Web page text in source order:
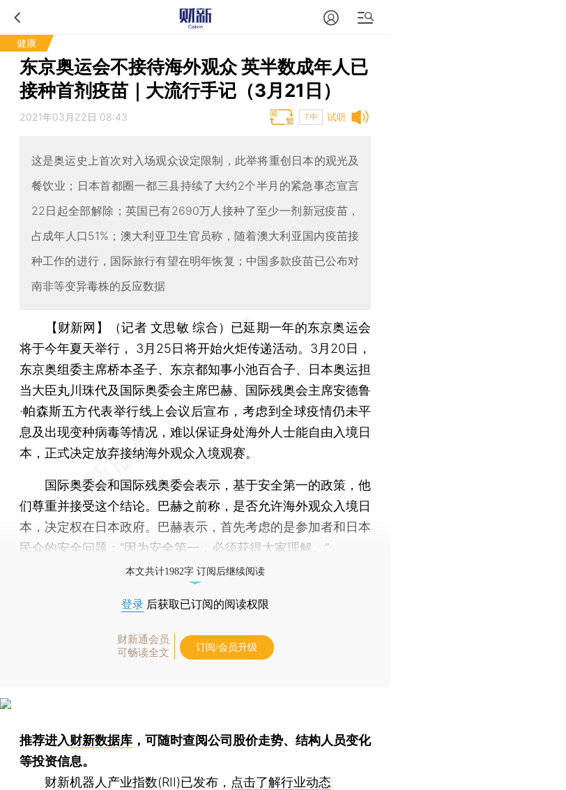
健康
东京奥运会不接待海外观众 英半数成年人已
接种首剂疫苗｜大流行手记（3月21日）
试听
2021年03月22日 08:43 T中
这是奥运史上首次对入场观众设定限制，此举将重创日本的观光及
餐饮业；日本首都圈一都三县持续了大约2个半月的紧急事态宣言
22日起全部解除；英国已有2690万人接种了至少一剂新冠疫苗，
占成年人口51%；澳大利亚卫生官员称，随着澳大利亚国内疫苗接
种工作的进行，国际旅行有望在明年恢复；中国多款疫苗已公布对
南非等变异毒株的反应数据
【财新网】（记者 文思敏 综合） 已延期一年的东京奥运会
将于今年夏天举行， 3月25日将开始火炬传递活动。3月20日，
东京奥组委主席桥本圣子、东京都知事小池百合子、日本奥运担
当大臣丸川珠代及国际奥委会主席巴赫、国际残奥会主席安德鲁
·帕森斯五方代表举行线上会议后宣布，考虑到全球疫情仍未平
息及出现变种病毒等情况，难以保证身处海外人士能自由入境日
本，正式决定放弃接纳海外观众入境观赛。
国际奥委会和国际残奥委会表示，基于安全第一的政策，他
们尊重并接受这个结论。巴赫之前称，是否允许海外观众入境日
本，决定权在日本政府。巴赫表示，首先考虑的是参加者和日本
民众的安全问题：“因为安全第一，必须获得大家理解。”
本文共计1982字 订阅后继续阅读
登录 后获取已订阅的阅读权限
财新通会员
可畅读全文
订阅/会员升级
推荐进入财新数据库 ，可随时查阅公司股价走势、结构人员变化
等投资信息。
财新机器人产业指数(RII)已发布， 点击了解行业动态